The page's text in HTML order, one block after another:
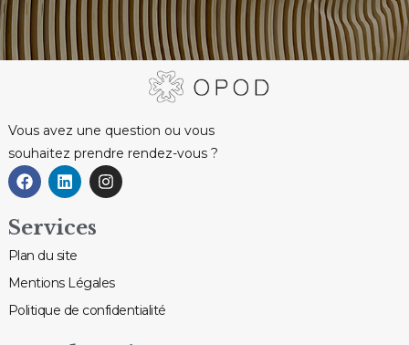
Vous avez une question ou vous
souhaitez prendre rendez-vous ?
Services
Plan du site
Mentions Légales
Politique de confidentialité